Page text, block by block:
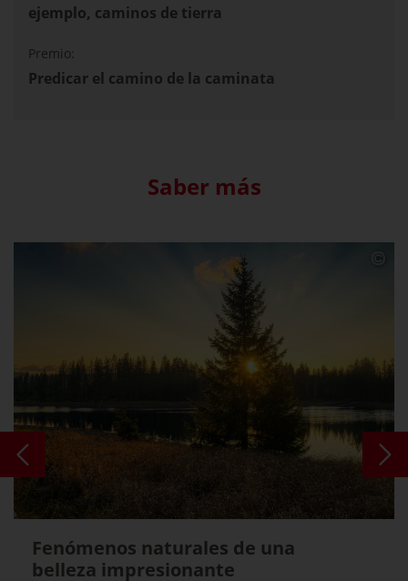
ejemplo, caminos de tierra
Premio:
Predicar el camino de la caminata
Saber más
Fenómenos naturales de una
belleza impresionante